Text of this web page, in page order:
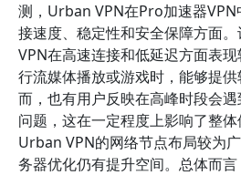
测，Urban VPN在Pro加速器
接速度、稳定性和安全保障方面
VPN在高速连接和低延迟方面表
行流媒体播放或游戏时，能够提
而，也有用户反映在高峰时段会
问题，这在一定程度上影响了整体
Urban VPN的网络节点布局较为
务器优化仍有提升空间。总体而